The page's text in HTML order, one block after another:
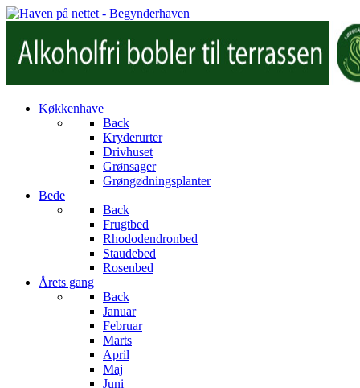
Køkkenhave
Back
Kryderurter
Drivhuset
Grønsager
Grøngødningsplanter
Bede
Back
Frugtbed
Rhododendronbed
Staudebed
Rosenbed
Årets gang
Back
Januar
Februar
Marts
April
Maj
Juni